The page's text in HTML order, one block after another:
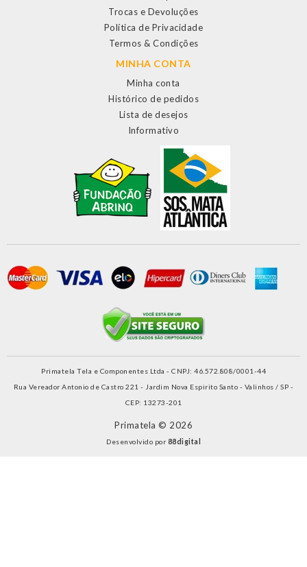
Trocas e Devoluções
Política de Privacidade
Termos & Condições
MINHA CONTA
Minha conta
Histórico de pedidos
Lista de desejos
Informativo
Primatela Tela e Componentes Ltda - CNPJ: 46.572.808/0001-44
Rua Vereador Antonio de Castro 221 - Jardim Nova Espirito Santo - Valinhos / SP -
CEP: 13273-201
Primatela © 2026
Desenvolvido por 88digital